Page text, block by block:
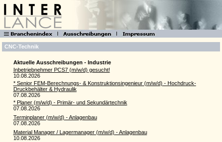
CNC-Technik
Aktuelle Ausschreibungen - Industrie
Inbetriebnehmer PCS7 (m/w/d) gesucht!
10.08.2026
* Senior FEM-Berechnungs- & Konstruktionsingenieur (m/w/d) - Hochdruck-
Druckbehälter & Hydraulik
07.08.2026
* Planer (m/w/d) - Primär- und Sekundärtechnik
07.08.2026
Terminplaner (m/w/d) - Anlagenbau
07.08.2026
Material Manager / Lagermanager (m/w/d) - Anlagenbau
10.08.2026